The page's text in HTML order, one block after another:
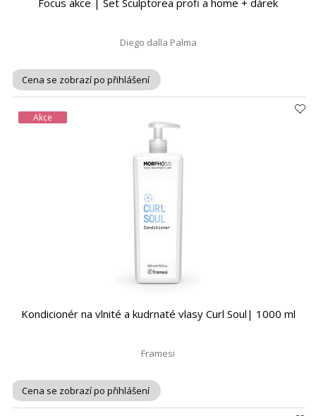
Focus akce | Set Sculptorea profi a home + dárek
Diego dalla Palma
Cena se zobrazí po přihlášení
Akce
Kondicionér na vlnité a kudrnaté vlasy Curl Soul| 1000 ml
Framesi
Cena se zobrazí po přihlášení